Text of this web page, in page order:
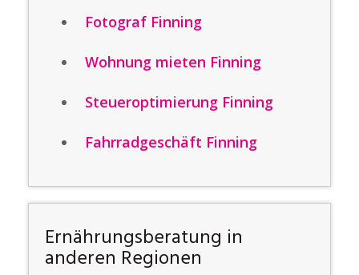
Fotograf Finning
Wohnung mieten Finning
Steueroptimierung Finning
Fahrradgeschäft Finning
Ernährungsberatung in
anderen Regionen